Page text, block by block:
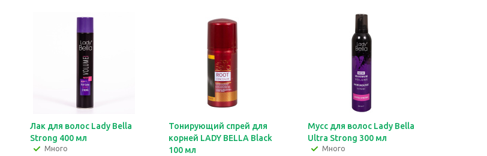
Лак для волос Lady Bella
Strong 400 мл
Много
Тонирующий спрей для
корней LADY BELLA Black
100 мл
Мусс для волос Lady Bella
Ultra Strong 300 мл
Много